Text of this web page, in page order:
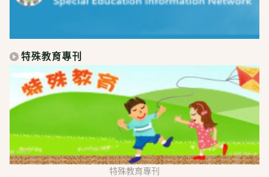
特殊教育專刊
特殊教育專刊